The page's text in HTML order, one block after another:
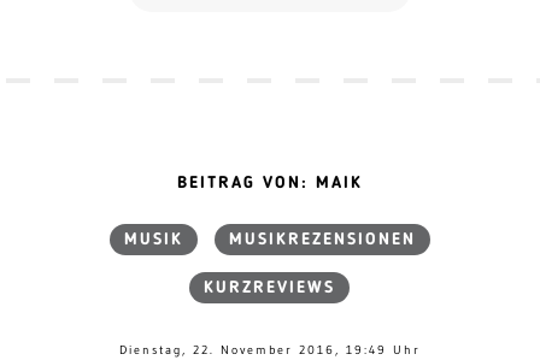
BEITRAG VON: MAIK
MUSIK MUSIKREZENSIONEN
KURZREVIEWS
Dienstag, 22. November 2016, 19:49 Uhr